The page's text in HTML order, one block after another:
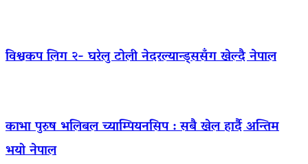
विश्वकप लिग २- घरेलु टोली नेदरल्यान्ड्ससँग खेल्दै नेपाल
काभा पुरुष भलिबल च्याम्पियनसिप : सबै खेल हार्दै अन्तिम
भयो नेपाल